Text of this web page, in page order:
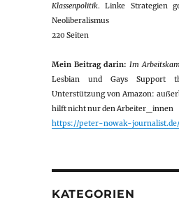
Klassenpolitik. Linke Strategien
Neoliberalismus
220 Seiten
Mein Beitrag darin: Im
Lesbian und Gays Support
Unterstützung von Amazon:
hilft nicht nur den Arbeiter_innen
https://peter-nowak-
KATEGORIEN